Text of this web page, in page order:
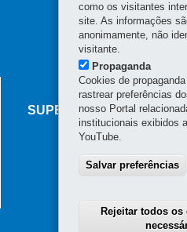
Navegação
principal
AGÊNCIA DO
SUPERINTENDÊNCIA-
80060-010-Curitiba
como os visitantes
site. As informações
anonimamente, não
visitante.
Propaganda
Cookies de
rastrear preferências
nosso Portal
institucionais exibidos
YouTube.
Salvar preferências
Rejeitar todos os